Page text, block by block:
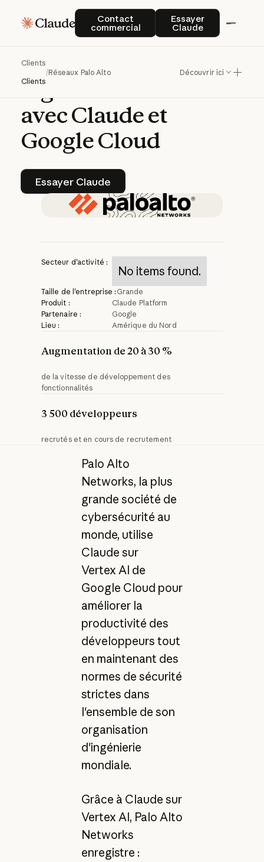
Contact
commercial
Contact commercial
Essayer
Claude
Essayer Claude
Clients
Clients
/Réseaux Palo Alto Découvrir ici
Palo AltoNetworks
accélèrele
développementde
logiciels
avecClaudeet
GoogleCloud
Essayer Claude
Essayer Claude
Secteur d'activité :
No items found.
Taille de l'entreprise : Grande
Produit :
Claude Platform
Partenaire :
Google
Lieu :
Amérique du Nord
Augmentation de 20 à 30 %
de la vitesse de développement des
fonctionnalités
3 500 développeurs
recrutés et en cours de recrutement
Palo Alto
Networks, la plus
grande société de
cybersécurité au
monde, utilise
Claude sur
Vertex AI de
Google Cloud pour
améliorer la
productivité des
développeurs tout
en maintenant des
normes de sécurité
strictes dans
l'ensemble de son
organisation
d'ingénierie
mondiale.
Grâce à Claude sur
Vertex AI, Palo Alto
Networks
enregistre :